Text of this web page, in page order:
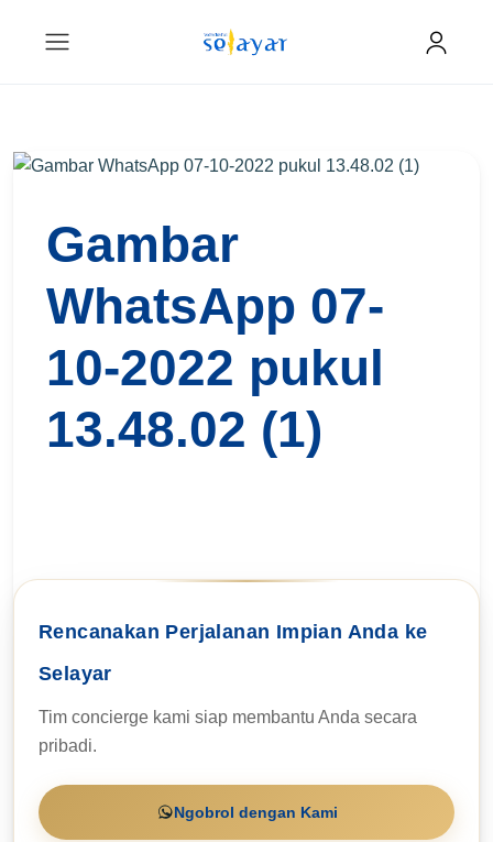
Gambar
WhatsApp 07-
10-2022 pukul
13.48.02 (1)
Rencanakan Perjalanan Impian Anda ke
Selayar
Tim concierge kami siap membantu Anda secara
pribadi.
Ngobrol dengan Kami